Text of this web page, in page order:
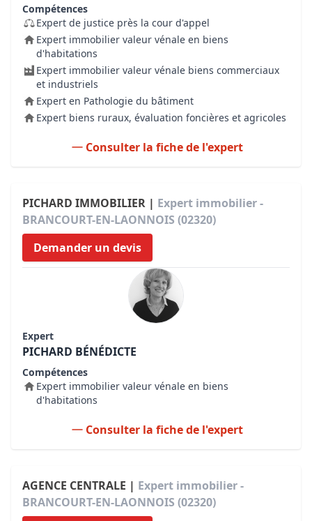
Compétences
Expert de justice près la cour d'appel
Expert immobilier valeur vénale en biens
d'habitations
Expert immobilier valeur vénale biens commerciaux
et industriels
Expert en Pathologie du bâtiment
Expert biens ruraux, évaluation foncières et agricoles
Consulter la fiche de l'expert
PICHARD IMMOBILIER | Expert immobilier -
BRANCOURT-EN-LAONNOIS (02320)
Demander un devis
Expert
PICHARD BÉNÉDICTE
Compétences
Expert immobilier valeur vénale en biens
d'habitations
Consulter la fiche de l'expert
AGENCE CENTRALE | Expert immobilier -
BRANCOURT-EN-LAONNOIS (02320)